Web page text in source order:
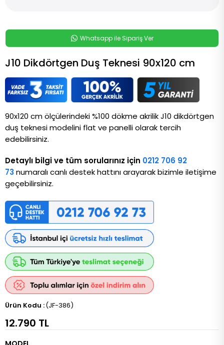
Whatsapp ile Sipariş Ver
J10 Dikdörtgen Duş Teknesi 90x120 cm
90x120 cm ölçülerindeki %100 dökme akrilik J10 dikdörtgen
duş teknesi modelini flat ve panelli olarak tercih
edebilirsiniz.
Detaylı bilgi ve tüm sorularınız için 0212 706 92
73 numaralı canlı destek hattını arayarak bizimle iletişime
geçebilirsiniz.
(JF-386)
12.790 TL